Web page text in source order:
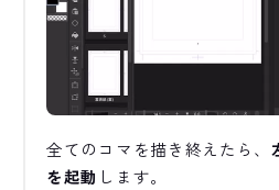
全てのコマを描き終えたら、
を起動 します。